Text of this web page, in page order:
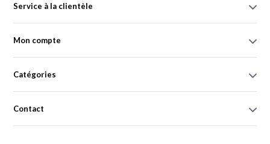
Service à la clientèle
Mon compte
Catégories
Contact